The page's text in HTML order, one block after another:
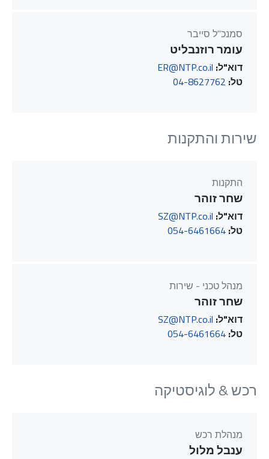
סמנכ"ל סייבר
עומר רוזנבליט
דוא"ל: ER@NTP.co.il
טל: 04-8627762
שירות והתקנות
התקנות
שחר זוהר
דוא"ל: SZ@NTP.co.il
טל: 054-6461664
מנהל טכני - שירות
שחר זוהר
דוא"ל: SZ@NTP.co.il
טל: 054-6461664
רכש & לוגיסטיקה
מנהלת רכש
ענבל מלול